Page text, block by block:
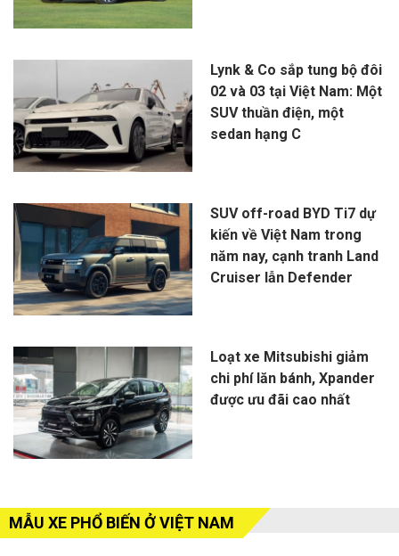
Lynk & Co sắp tung bộ đôi
02 và 03 tại Việt Nam: Một
SUV thuần điện, một
sedan hạng C
SUV off-road BYD Ti7 dự
kiến về Việt Nam trong
năm nay, cạnh tranh Land
Cruiser lẫn Defender
Loạt xe Mitsubishi giảm
chi phí lăn bánh, Xpander
được ưu đãi cao nhất
MẪU XE PHỔ BIẾN Ở VIỆT NAM